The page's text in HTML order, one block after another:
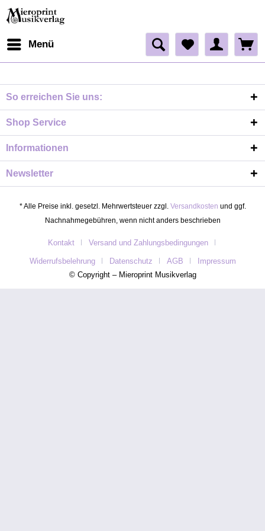
Menü
So erreichen Sie uns:
Shop Service
Informationen
Newsletter
* Alle Preise inkl. gesetzl. Mehrwertsteuer zzgl. Versandkosten und ggf.
Nachnahmegebühren, wenn nicht anders beschrieben
Kontakt Versand und Zahlungsbedingungen
Widerrufsbelehrung Datenschutz AGB
Impressum
© Copyright – Mieroprint Musikverlag